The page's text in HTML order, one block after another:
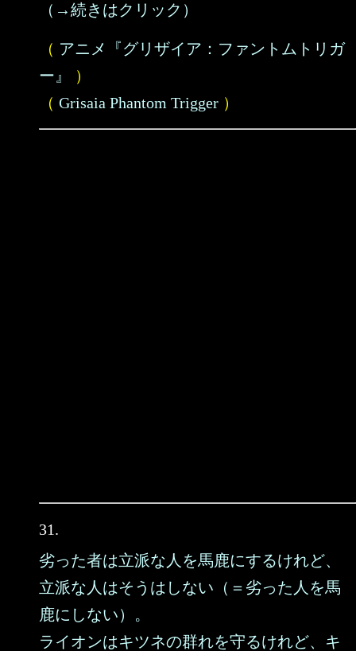
（→続きはクリック）
（ アニメ『グリザイア：ファントムトリガ
ー』
）
（ Grisaia Phantom Trigger ）
31.
劣った者は立派な人を馬鹿にするけれど、
立派な人はそうはしない（＝劣った人を馬
鹿にしない）。
ライオンはキツネの群れを守るけれど、キ